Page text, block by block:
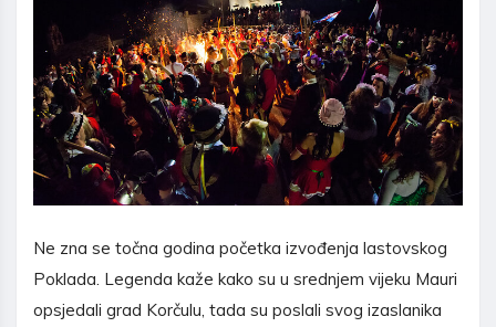
Ne zna se točna godina početka izvođenja lastovskog
Poklada. Legenda kaže kako su u srednjem vijeku Mauri
opsjedali grad Korčulu, tada su poslali svog izaslanika